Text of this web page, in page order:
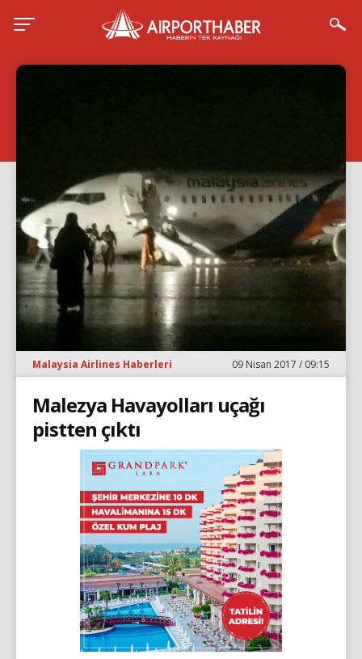
Malaysia Airlines Haberleri 09 Nisan 2017 / 09:15
Malezya Havayolları uçağı
pistten çıktı